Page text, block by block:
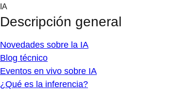
Skip
content
IA
Descripción general
Novedades sobre la IA
Blog técnico
Eventos en vivo sobre IA
¿Qué es la inferencia?